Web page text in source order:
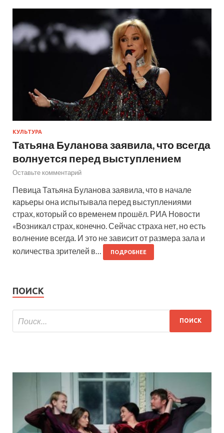
КУЛЬТУРА
Татьяна Буланова заявила, что всегда
волнуется перед выступлением
Оставьте комментарий
Певица Татьяна Буланова заявила, что в начале
карьеры она испытывала перед выступлениями
страх, который со временем прошёл. РИА Новости
«Возникал страх, конечно. Сейчас страха нет, но есть
волнение всегда. И это не зависит от размера зала и
количества зрителей в…
ПОДРОБНЕЕ
ПОИСК